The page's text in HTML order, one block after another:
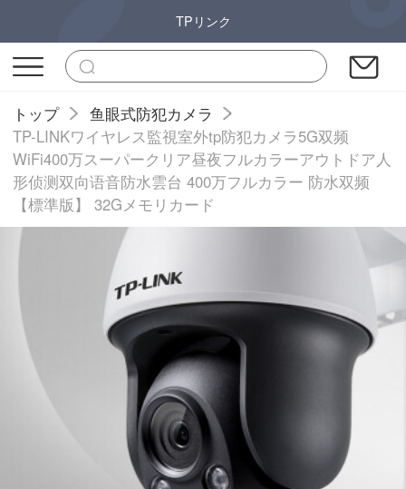
TPリンク
トップ
鱼眼式防犯カメラ
TP-LINKワイヤレス監視室外tp防犯カメラ5G双频
WiFi400万スーパークリア昼夜フルカラーアウトドア人
形侦测双向语音防水雲台 400万フルカラー 防水双频
【標準版】 32Gメモリカード